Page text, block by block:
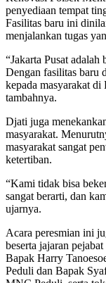
penyediaan tempat
Fasilitas baru ini
menjalankan tugas
“Jakarta Pusat
Dengan fasilitas baru
kepada masyarakat
tambahnya.
Djati juga
masyarakat.
masyarakat sangat
ketertiban.
“Kami tidak bisa
sangat berarti, dan
ujarnya.
Acara peresmian ini
beserta jajaran
Bapak Harry
Peduli dan Bapak